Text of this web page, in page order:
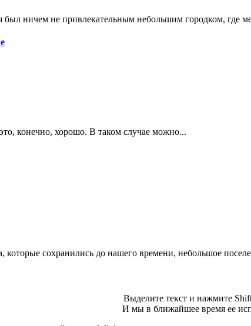
был ничем не привлекательным небольшим городком, где
конечно, хорошо. В таком случае можно...
сохранились до нашего времени, небольшое
Выделите текст и нажмите
И мы в ближайшее время ее